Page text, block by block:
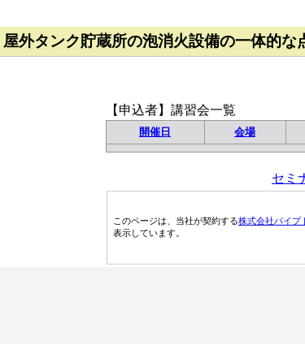
屋外タンク貯蔵所の泡消火設備の一体的な
【申込者】講習会一覧
開催日 会場
セミ
このページは、当社が契約する株式会社パイプ
表示しています。